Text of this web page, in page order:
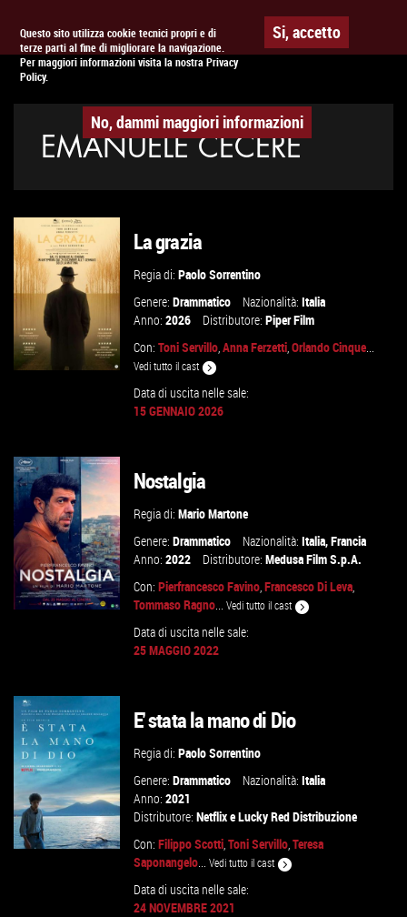
Questo sito utilizza cookie tecnici propri e di
terze parti al fine di migliorare la navigazione.
Per maggiori informazioni visita la nostra Privacy
Policy.
Si, accetto
No, dammi maggiori informazioni
APPUNTAMENTO AL CINEMA
EMANUELE CECERE
TROVA IL CINEMA
VAI ALLA SCHEDA
La grazia
Regia di:Paolo Sorrentino
Genere:Drammatico Nazionalità:Italia
Anno:2026 Distributore:Piper Film
Con:Toni Servillo,Anna Ferzetti,Orlando Cinque...
Vedi tutto il cast
Data di uscita nelle sale:
15 GENNAIO 2026
VAI ALLA SCHEDA
Nostalgia
Regia di:Mario Martone
Genere:Drammatico Nazionalità:Italia,Francia
Anno:2022 Distributore:Medusa Film S.p.A.
Con:Pierfrancesco Favino,Francesco Di Leva,
Tommaso Ragno...Vedi tutto il cast
Data di uscita nelle sale:
25 MAGGIO 2022
E' stata la mano di Dio
Regia di:Paolo Sorrentino
Genere:Drammatico Nazionalità:Italia
Anno:2021
Distributore:NetflixeLucky Red Distribuzione
Con:Filippo Scotti,Toni Servillo,Teresa
Saponangelo...Vedi tutto il cast
Data di uscita nelle sale:
24 NOVEMBRE 2021